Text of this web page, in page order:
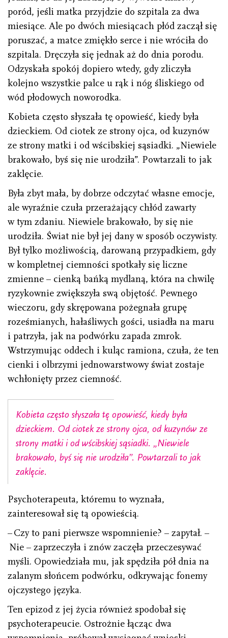
poród, jeśli matka przyjdzie do szpitala za dwa
miesiące. Ale po dwóch miesiącach płód zaczął się
poruszać, a matce zmiękło serce i nie wróciła do
szpitala. Dręczyła się jednak aż do dnia porodu.
Odzyskała spokój dopiero wtedy, gdy zliczyła
kolejno wszystkie palce u rąk i nóg śliskiego od
wód płodowych noworodka.
Kobieta często słyszała tę opowieść, kiedy była
dzieckiem. Od ciotek ze strony ojca, od kuzynów
ze strony matki i od wścibskiej sąsiadki. „Niewiele
brakowało, byś się nie urodziła”. Powtarzali to jak
zaklęcie.
Była zbyt mała, by dobrze odczytać własne emocje,
ale wyraźnie czuła przerażający chłód zawarty
w tym zdaniu. Niewiele brakowało, by się nie
urodziła. Świat nie był jej dany w sposób oczywisty.
Był tylko możliwością, darowaną przypadkiem, gdy
w kompletnej ciemności spotkały się liczne
zmienne – cienką bańką mydlaną, która na chwilę
ryzykownie zwiększyła swą objętość. Pewnego
wieczoru, gdy skrępowana pożegnała grupę
roześmianych, hałaśliwych gości, usiadła na maru
i patrzyła, jak na podwórku zapada zmrok.
Wstrzymując oddech i kuląc ramiona, czuła, że ten
cienki i olbrzymi jednowarstwowy świat zostaje
wchłonięty przez ciemność.
Kobieta często słyszała tę opowieść, kiedy była
dzieckiem. Od ciotek ze strony ojca, od kuzynów ze
strony matki i od wścibskiej sąsiadki. „Niewiele
brakowało, byś się nie urodziła”. Powtarzali to jak
zaklęcie.
Psychoterapeuta, któremu to wyznała,
zainteresował się tą opowieścią.
– Czy to pani pierwsze wspomnienie? – zapytał. –
Nie – zaprzeczyła i znów zaczęła przeczesywać
myśli. Opowiedziała mu, jak spędziła pół dnia na
zalanym słońcem podwórku, odkrywając fonemy
ojczystego języka.
Ten epizod z jej życia również spodobał się
psychoterapeucie. Ostrożnie łącząc dwa